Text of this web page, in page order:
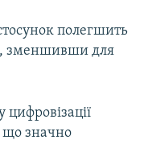
полегшить
зменшивши для
що значно